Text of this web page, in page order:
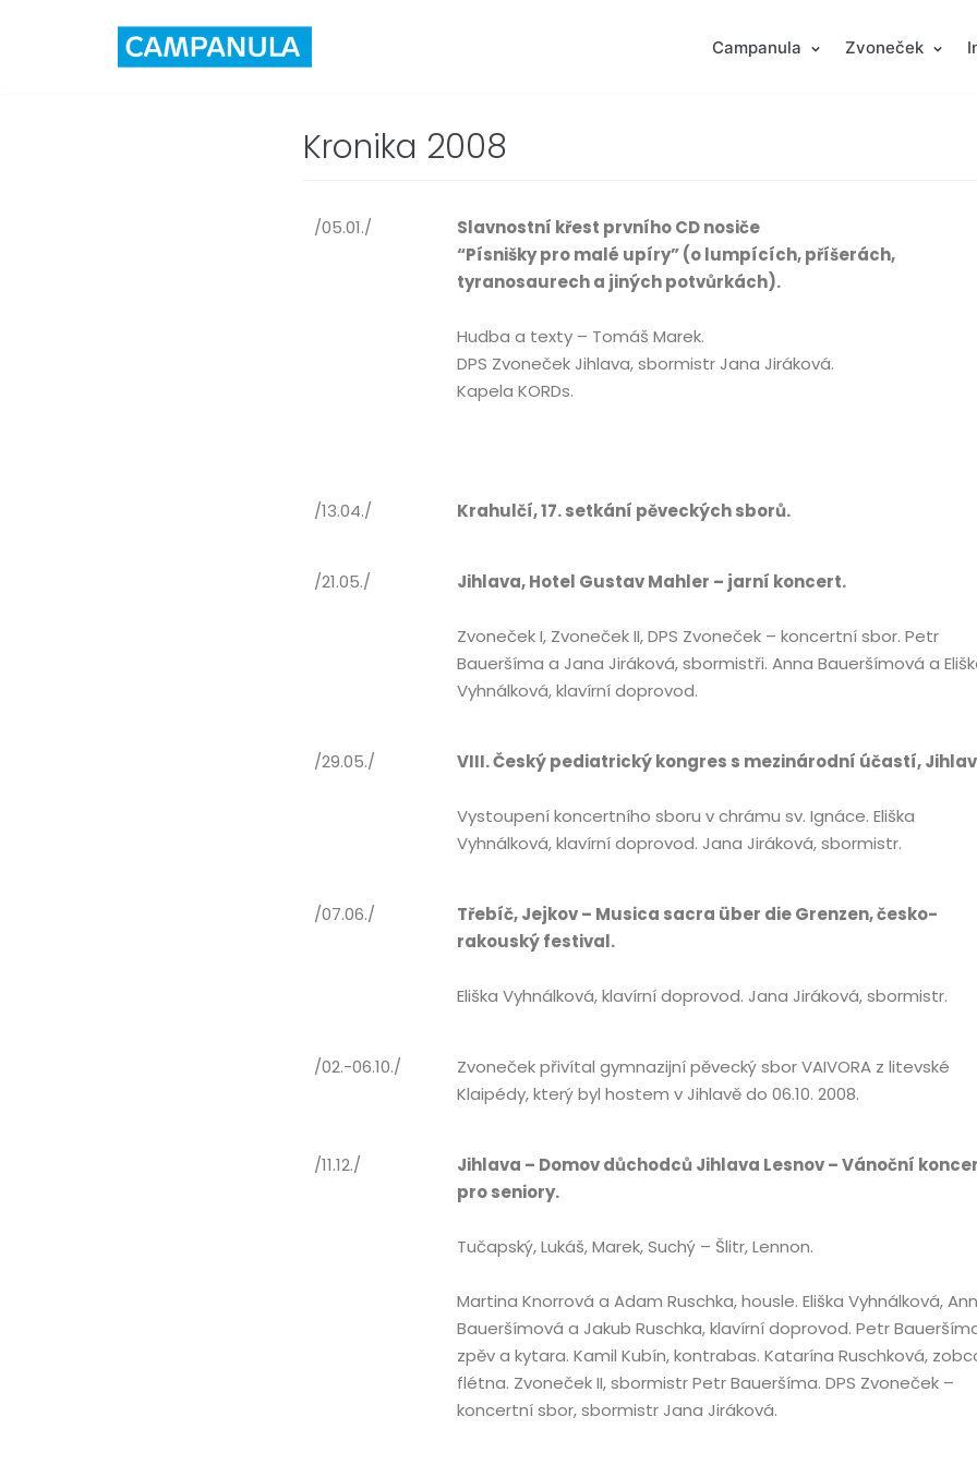
Campanula Zvoneček
Kronika 2008
/05.01./
Slavnostní křest prvního CD nosiče
“Písnišky pro malé upíry” (o lumpících, příšerách,
tyranosaurech a jiných potvůrkách).
Hudba a texty – Tomáš Marek.
DPS Zvoneček Jihlava, sbormistr Jana Jiráková.
Kapela KORDs.
/13.04./ Krahulčí, 17. setkání pěveckých sborů.
/21.05./ Jihlava, Hotel Gustav Mahler – jarní koncert.
Zvoneček I, Zvoneček II, DPS Zvoneček – koncertní sbor. Petr
Baueršíma a Jana Jiráková, sbormistři. Anna Baueršímová a
Vyhnálková, klavírní doprovod.
/29.05./ VIII. Český pediatrický kongres s mezinárodní účastí,
Vystoupení koncertního sboru v chrámu sv. Ignáce. Eliška
Vyhnálková, klavírní doprovod. Jana Jiráková, sbormistr.
/07.06./
Třebíč, Jejkov – Musica sacra über die Grenzen, česko-
rakouský festival.
Eliška Vyhnálková, klavírní doprovod. Jana Jiráková, sbormistr.
/02.-06.10./
Zvoneček přivítal gymnazijní pěvecký sbor VAIVORA z litevské
Klaipédy, který byl hostem v Jihlavě do 06.10. 2008.
/11.12./
Jihlava – Domov důchodců Jihlava Lesnov – Vánoční
pro seniory.
Tučapský, Lukáš, Marek, Suchý – Šlitr, Lennon.
Martina Knorrová a Adam Ruschka, housle. Eliška Vyhnálková,
Baueršímová a Jakub Ruschka, klavírní doprovod. Petr
zpěv a kytara. Kamil Kubín, kontrabas. Katarína Ruschková,
flétna. Zvoneček II, sbormistr Petr Baueršíma. DPS Zvoneček –
koncertní sbor, sbormistr Jana Jiráková.